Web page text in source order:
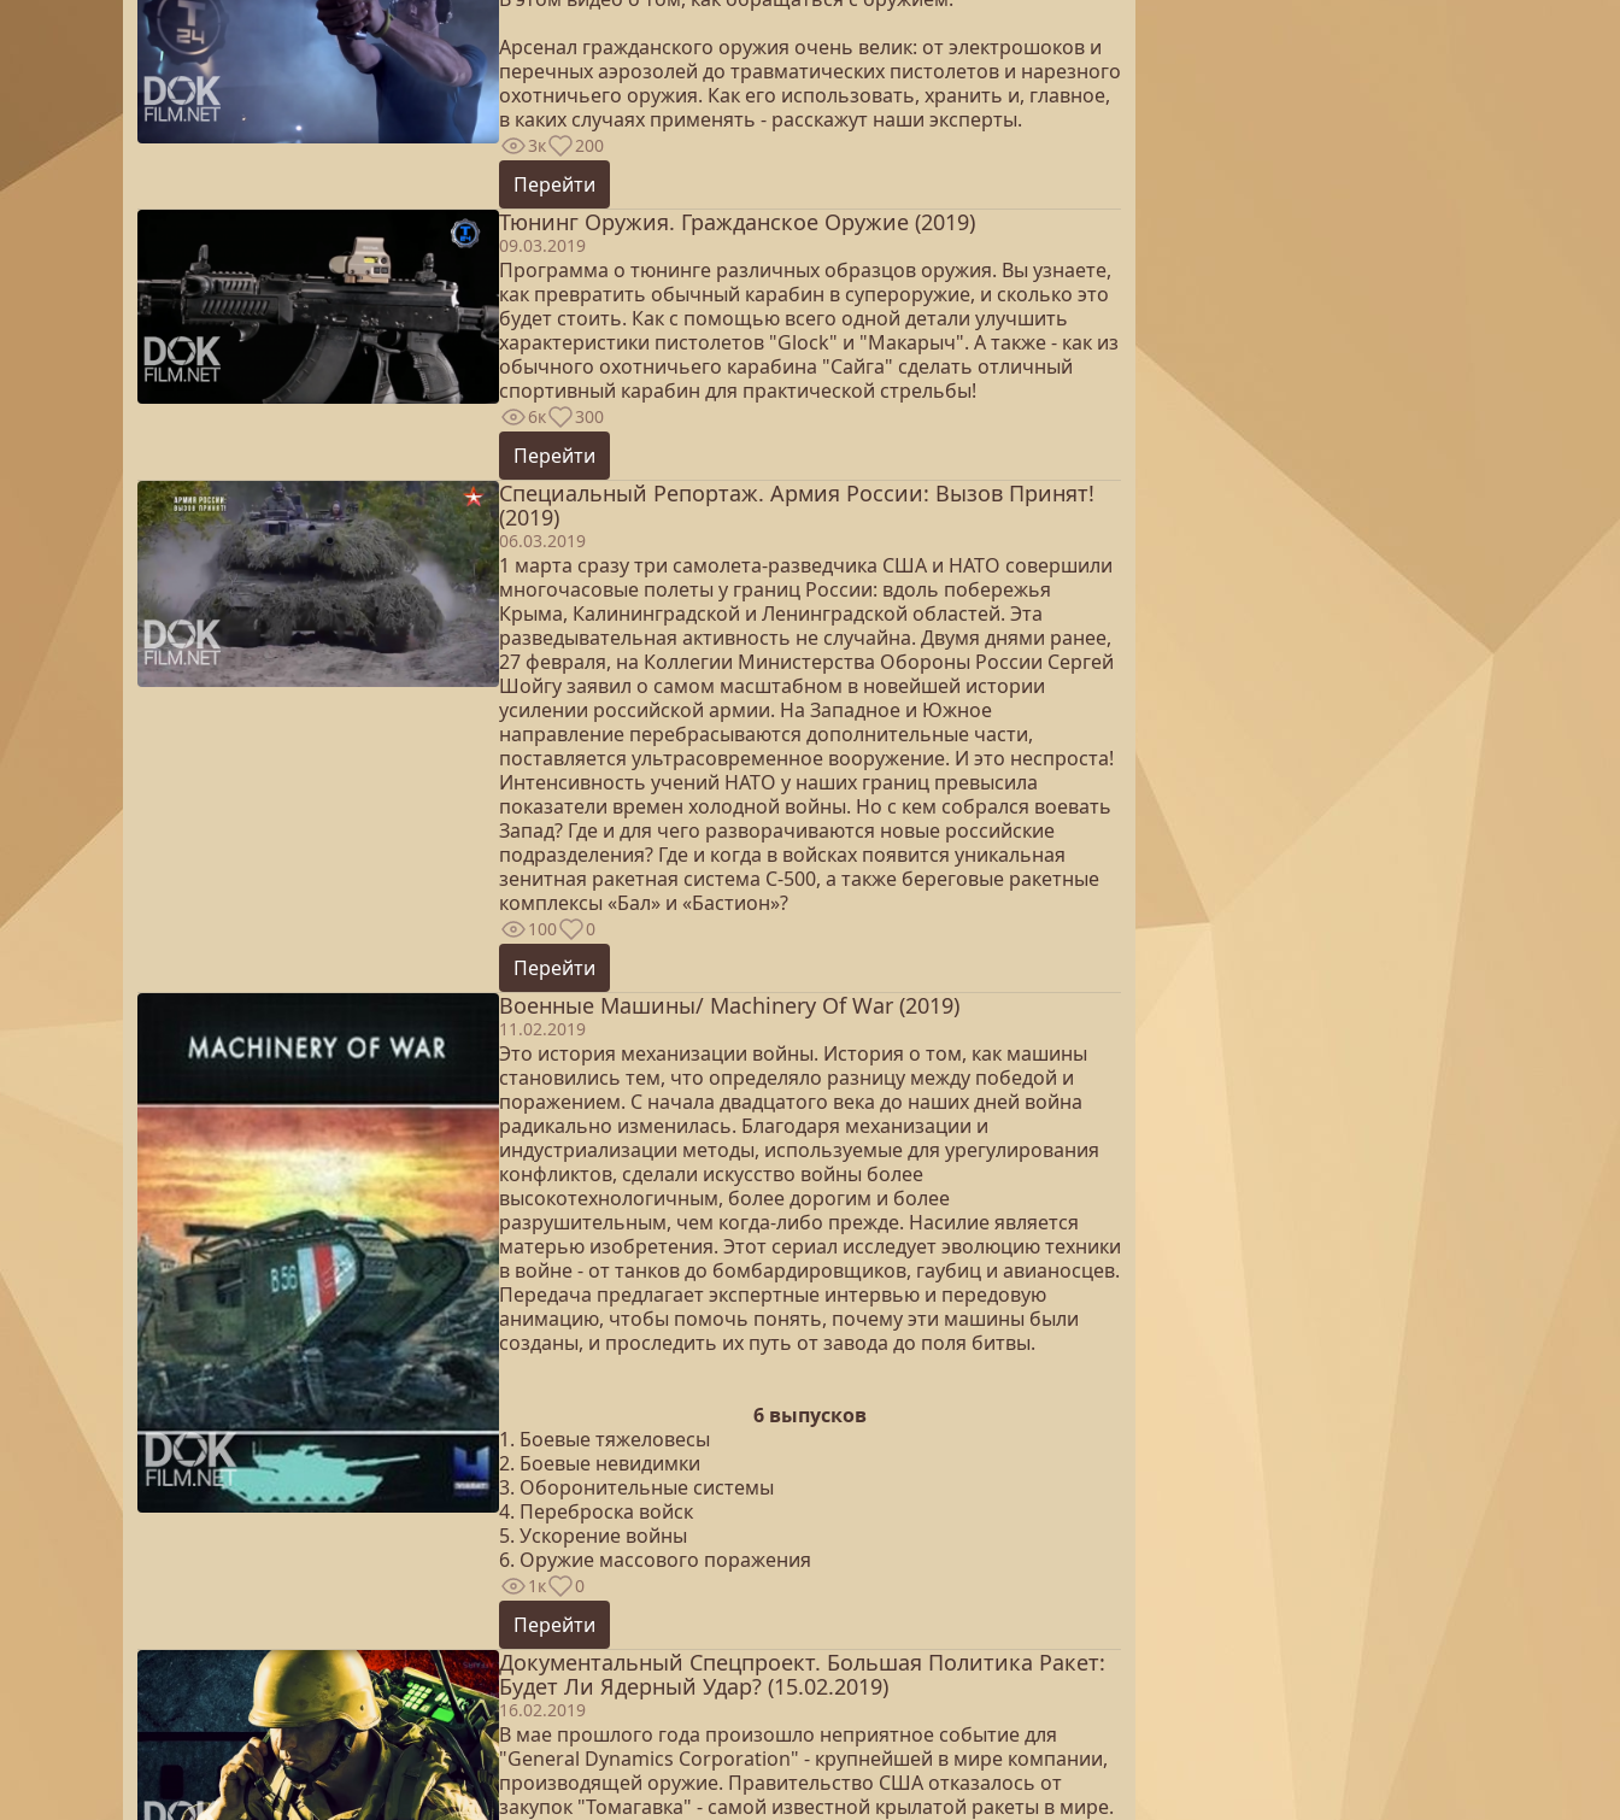
Арсенал гражданского оружия очень велик: от электрошоков и
перечных аэрозолей до травматических пистолетов и нарезного
охотничьего оружия. Как его использовать, хранить и, главное,
в каких случаях применять - расскажут наши эксперты.
3к 200
Перейти
Тюнинг Оружия. Гражданское Оружие (2019)
09.03.2019
Программа о тюнинге различных образцов оружия. Вы узнаете,
как превратить обычный карабин в супероружие, и сколько это
будет стоить. Как с помощью всего одной детали улучшить
характеристики пистолетов "Glock" и "Макарыч". А также - как из
обычного охотничьего карабина "Сайга" сделать отличный
спортивный карабин для практической стрельбы!
6к 300
Перейти
Специальный Репортаж. Армия России: Вызов Принят!
(2019)
06.03.2019
1 марта сразу три самолета-разведчика США и НАТО совершили
многочасовые полеты у границ России: вдоль побережья
Крыма, Калининградской и Ленинградской областей. Эта
разведывательная активность не случайна. Двумя днями ранее,
27 февраля, на Коллегии Министерства Обороны России Сергей
Шойгу заявил о самом масштабном в новейшей истории
усилении российской армии. На Западное и Южное
направление перебрасываются дополнительные части,
поставляется ультрасовременное вооружение. И это неспроста!
Интенсивность учений НАТО у наших границ превысила
показатели времен холодной войны. Но с кем собрался воевать
Запад? Где и для чего разворачиваются новые российские
подразделения? Где и когда в войсках появится уникальная
зенитная ракетная система С-500, а также береговые ракетные
комплексы «Бал» и «Бастион»?
100 0
Перейти
Военные Машины/ Machinery Of War (2019)
11.02.2019
Это история механизации войны. История о том, как машины
становились тем, что определяло разницу между победой и
поражением. С начала двадцатого века до наших дней война
радикально изменилась. Благодаря механизации и
индустриализации методы, используемые для урегулирования
конфликтов, сделали искусство войны более
высокотехнологичным, более дорогим и более
разрушительным, чем когда-либо прежде. Насилие является
матерью изобретения. Этот сериал исследует эволюцию техники
в войне - от танков до бомбардировщиков, гаубиц и авианосцев.
Передача предлагает экспертные интервью и передовую
анимацию, чтобы помочь понять, почему эти машины были
созданы, и проследить их путь от завода до поля битвы.
6 выпусков
1. Боевые тяжеловесы
2. Боевые невидимки
3. Оборонительные системы
4. Переброска войск
5. Ускорение войны
6. Оружие массового поражения
1к 0
Перейти
Документальный Спецпроект. Большая Политика Ракет:
Будет Ли Ядерный Удар? (15.02.2019)
16.02.2019
В мае прошлого года произошло неприятное событие для
"General Dynamics Corporation" - крупнейшей в мире компании,
производящей оружие. Правительство США отказалось от
закупок "Томагавка" - самой известной крылатой ракеты в мире.